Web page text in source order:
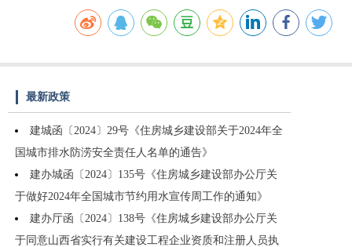
最新政策
建城函〔2024〕29号《住房城乡建设部关于2024年全
国城市排水防涝安全责任人名单的通告》
建办城函〔2024〕135号《住房城乡建设部办公厅关
于做好2024年全国城市节约用水宣传周工作的通知》
建办厅函〔2024〕138号《住房城乡建设部办公厅关
于同意山西省实行有关建设工程企业资质和注册人员执